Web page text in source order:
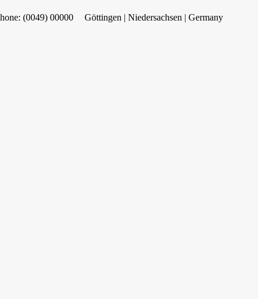
Göttingen | Niedersachsen | Germany
(0049) 00000